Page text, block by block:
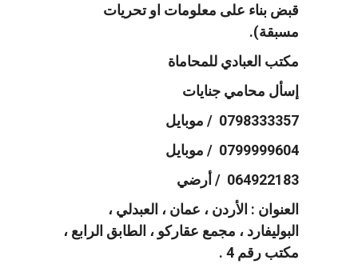
قبض بناء على معلومات او تحريات
مسبقة).
مكتب العبادي للمحاماة
إسأل محامي جنايات
0798333357 / موبايل
0799999604 / موبايل
064922183 / أرضي
العنوان : الأردن ، عمان ، العبدلي ،
البوليفارد ، مجمع عقاركو ، الطابق الرابع ،
مكتب رقم 4 .